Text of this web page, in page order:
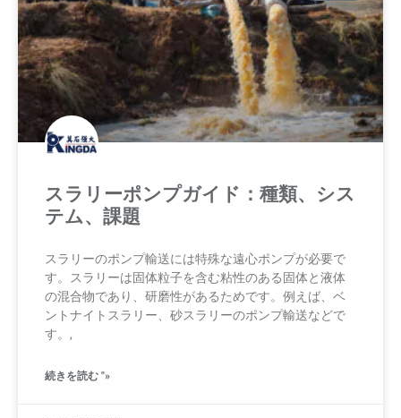
スラリーポンプガイド：種類、シス
テム、課題
スラリーのポンプ輸送には特殊な遠心ポンプが必要で
す。スラリーは固体粒子を含む粘性のある固体と液体
の混合物であり、研磨性があるためです。例えば、ベ
ントナイトスラリー、砂スラリーのポンプ輸送などで
す。,
続きを読む "»